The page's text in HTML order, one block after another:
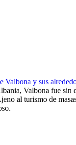
Valbona y sus
Valbona fue sin
al turismo de